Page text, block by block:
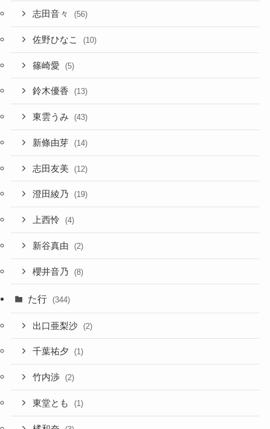
志田音々 (56)
佐野ひなこ (10)
篠崎愛 (5)
鈴木優香 (13)
東雲うみ (43)
新條由芽 (14)
志田友美 (12)
澄田綾乃 (19)
上西怜 (4)
新谷真由 (2)
櫻井音乃 (8)
た行 (344)
出口亜梨沙 (2)
千葉祐夕 (1)
竹内渉 (2)
東堂とも (1)